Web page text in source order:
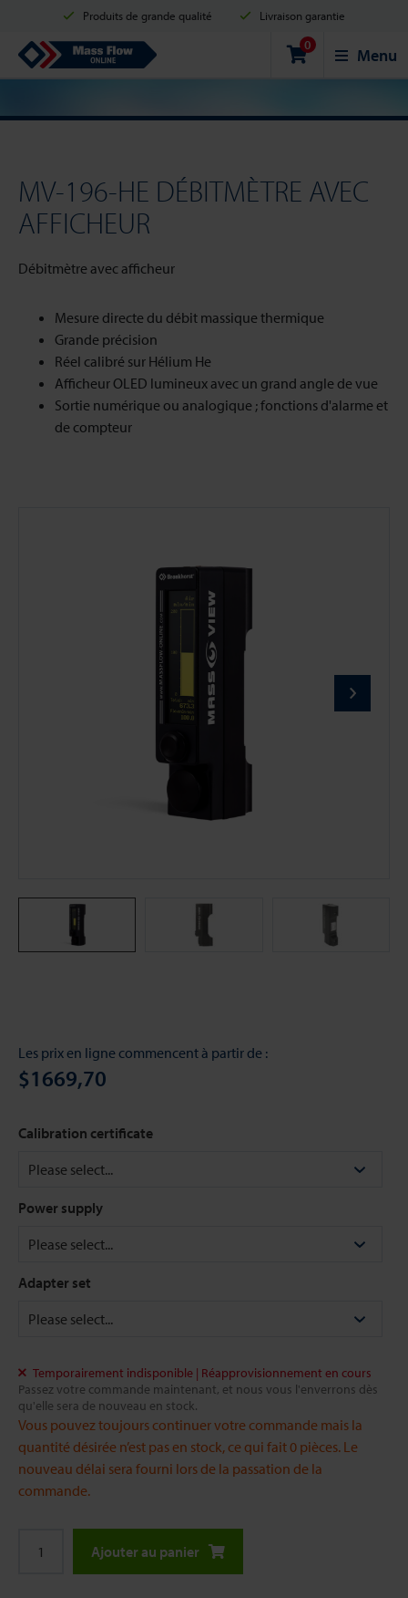
Produits de grande qualité Livraison garantie
Expédition en 2 jours ouvrés Achats sécurisés
Options de paiement: Carte de crédit, PayPal ou Virement bancaire.
Mass Flow Online 0 Menu
MV-196-HE DÉBITMÈTRE AVEC
AFFICHEUR
Débitmètre avec afficheur
Mesure directe du débit massique thermique
Grande précision
Réel calibré sur Hélium He
Afficheur OLED lumineux avec un grand angle de vue
Sortie numérique ou analogique ; fonctions d'alarme et
de compteur
Les prix en ligne commencent à partir de :
$1669,70
Calibration certificate
Power supply
Adapter set
Temporairement indisponible | Réapprovisionnement en cours
Passez votre commande maintenant, et nous vous l'enverrons dès
qu'elle sera de nouveau en stock.
Vous pouvez toujours continuer votre commande mais la
quantité désirée n’est pas en stock, ce qui fait 0 pièces. Le
nouveau délai sera fourni lors de la passation de la
commande.
Ajouter au panier